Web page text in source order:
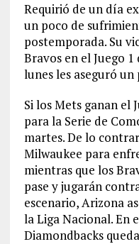
Requirió de un día
un poco de
postemporada. Su
Bravos en el Juego
lunes les aseguró
Si los Mets ganan el
para la Serie de
martes. De lo
Milwaukee para
mientras que los
pase y jugarán
escenario, Arizona
la Liga Nacional. En
Diamondbacks